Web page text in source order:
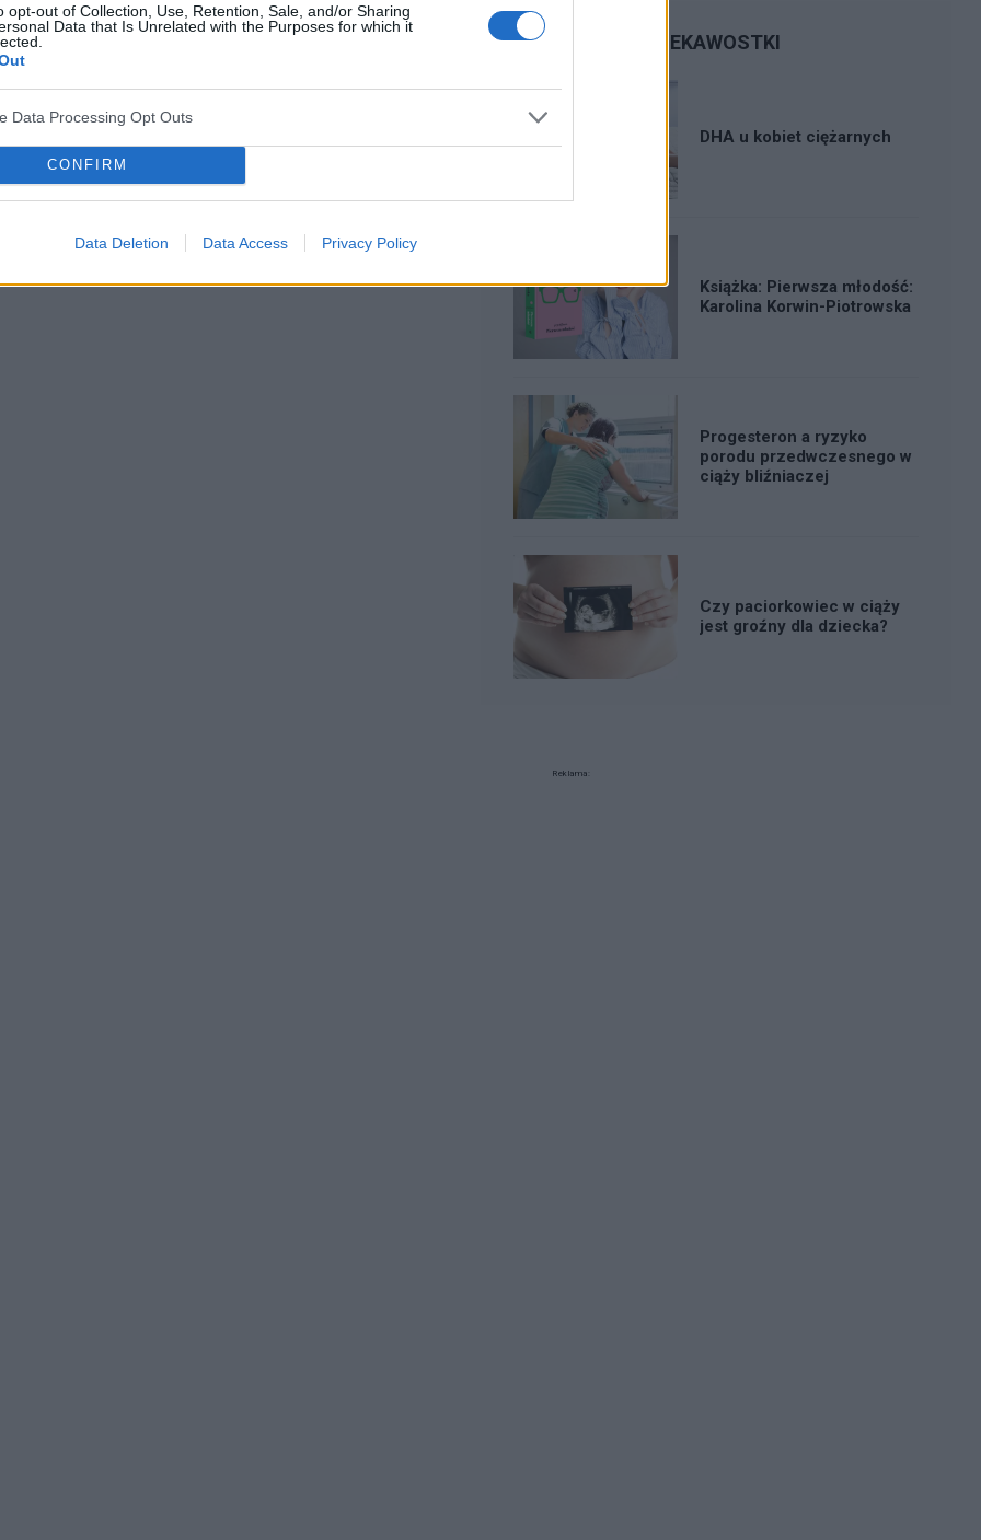
opt-out of Collection, Use, Retention, Sale, and/or Sharing
Data that Is Unrelated with the Purposes for which it
Data Processing Opt Outs
CONFIRM
Data Deletion Data Access Privacy Policy
macicy ropień gruczołu bartholina
CIEKAWOSTKI
DHA u kobiet ciężarnych
Książka: Pierwsza młodość:
Karolina Korwin-Piotrowska
Progesteron a ryzyko
porodu przedwczesnego w
ciąży bliźniaczej
Czy paciorkowiec w ciąży
jest groźny dla dziecka?
Reklama: